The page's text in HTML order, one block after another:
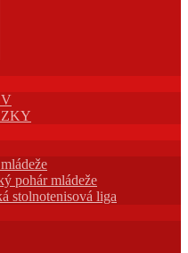
pohár mládeže
stolnotenisová liga